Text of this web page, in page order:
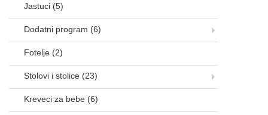
Jastuci (5)
Dodatni program (6)
Fotelje (2)
Stolovi i stolice (23)
Kreveci za bebe (6)